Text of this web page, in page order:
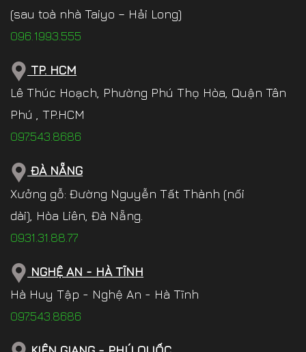
(sau toà nhà Taiyo – Hải Long)
096.1993.555
TP. HCM
Lê Thúc Hoạch, Phường Phú Thọ Hòa, Quận Tân
Phú , TP.HCM
097.543.8686
ĐÀ NẴNG
Xưởng gỗ: Đường Nguyễn Tất Thành (nối
dài), Hòa Liên, Đà Nẵng.
0931.31.88.77
NGHỆ AN - HÀ TĨNH
Hà Huy Tập - Nghệ An - Hà Tĩnh
097.543.8686